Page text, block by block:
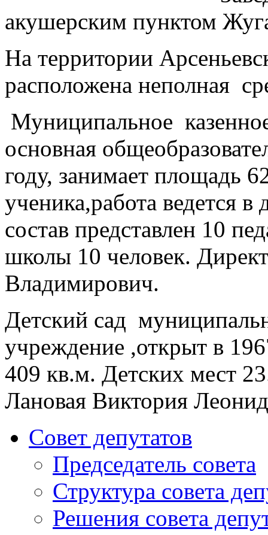
акушерским пунктом
На территории
расположена неполная
Муниципальное
основная
году, занимает площадь
ученика,работа ведется
состав представлен 10
школы 10 человек.
Владимирович.
Детский сад
учреждение ,открыт в
409 кв.м. Детских мест
Лановая Виктория
Совет депутатов
Председатель совета
Структура совета
Решения совета